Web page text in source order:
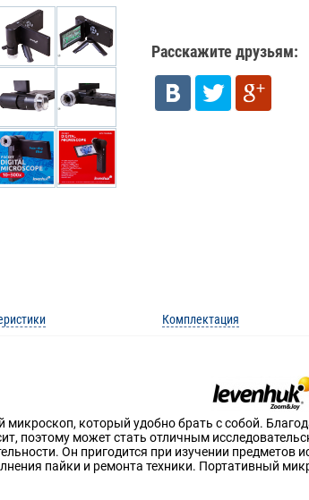
Расскажите друзьям:
Комплектация
микроскоп, который удобно брать с собой.
поэтому может стать отличным
Он пригодится при изучении
пайки и ремонта техники. Портативный